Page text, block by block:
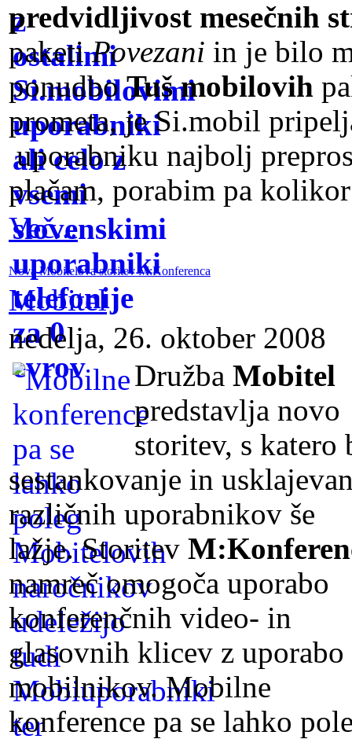
predvidljivost mesečnih
paketiPovezani in je bilo
ponudboTuš mobilovih
prometa, je Si.mobil
uporabniku najbolj
plačam, porabim pa
Več...
Nova Mobitelova storitev M:Konferenca
Mobitel
nedelja, 26. oktober 2008
Družba Mobitel
predstavlja novo
storitev, s katero
sestankovanje in
različnih uporabnikov še
lažje. Storitev
namreč omogoča uporabo
konferenčnih video- in
glasovnih klicev z uporabo
mobilnikov. Mobilne
konference pa se lahko